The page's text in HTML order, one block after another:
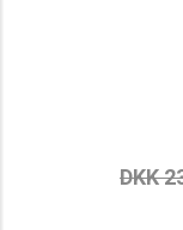
DKK